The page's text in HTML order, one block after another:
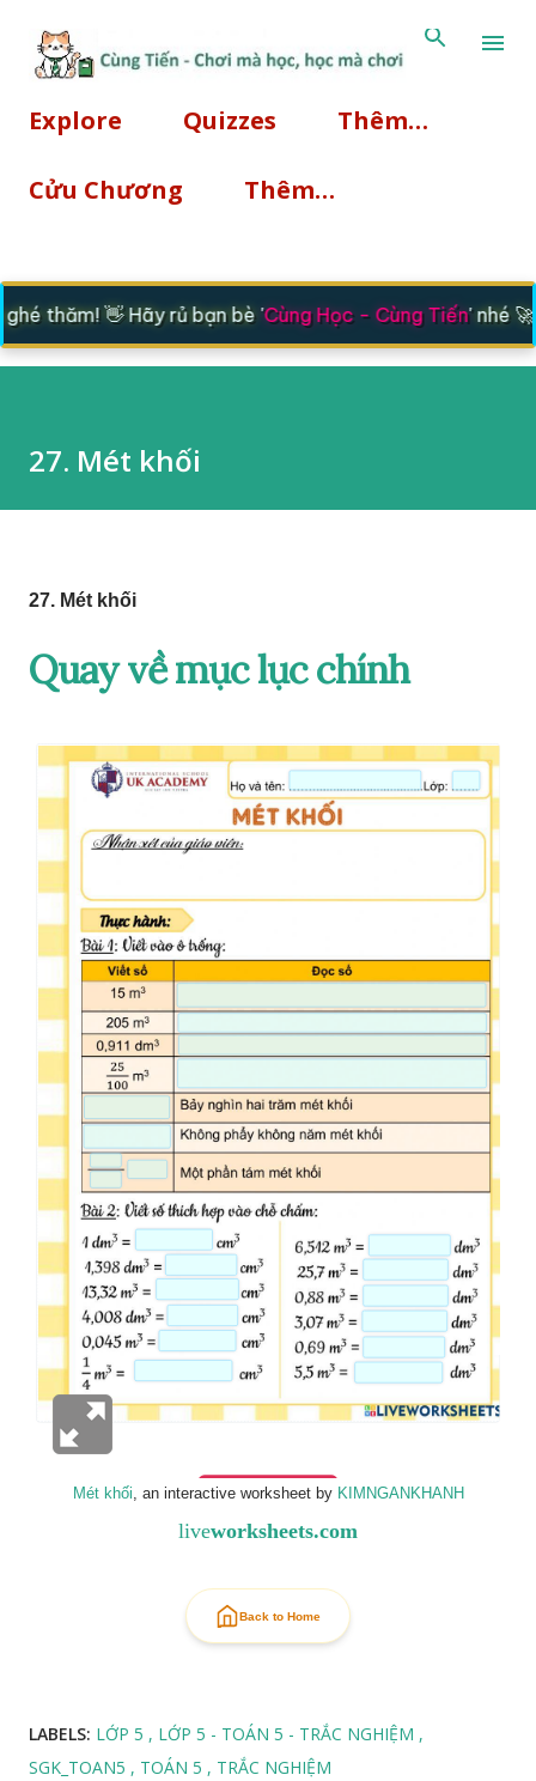
Explore Quizzes Thêm…
Cửu Chương Thêm…
thăm! 👋 Hãy rủ bạn bè 'Cùng Học - Cùng Tiến' nhé 🚀
27. Mét khối
27. Mét khối
Quay về mục lục chính
Mét khối, an interactive worksheet by KIMNGANKHANH
liveworksheets.com
Back to Home
LABELS: LỚP 5
LỚP 5 - TOÁN 5 - TRẮC NGHIỆM
SGK_TOAN5
TOÁN 5
TRẮC NGHIỆM